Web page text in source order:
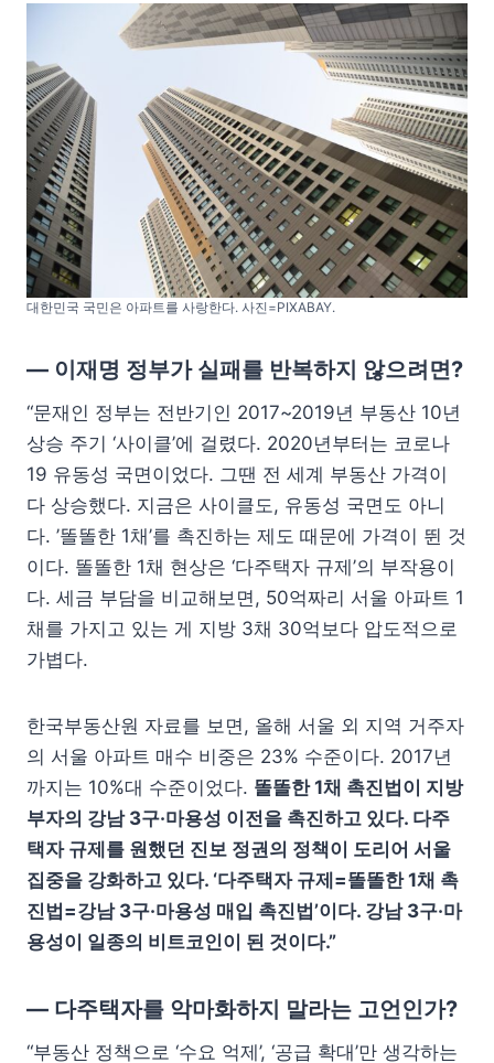
대한민국 국민은 아파트를 사랑한다. 사진=PIXABAY.
— 이재명 정부가 실패를 반복하지 않으려면?
“문재인 정부는 전반기인 2017~2019년 부동산 10년
상승 주기 ‘사이클’에 걸렸다. 2020년부터는 코로나
19 유동성 국면이었다. 그땐 전 세계 부동산 가격이
다 상승했다. 지금은 사이클도, 유동성 국면도 아니
다. ’똘똘한 1채’를 촉진하는 제도 때문에 가격이 뛴 것
이다. 똘똘한 1채 현상은 ‘다주택자 규제’의 부작용이
다. 세금 부담을 비교해보면, 50억짜리 서울 아파트 1
채를 가지고 있는 게 지방 3채 30억보다 압도적으로
가볍다.
한국부동산원 자료를 보면, 올해 서울 외 지역 거주자
의 서울 아파트 매수 비중은 23% 수준이다. 2017년
까지는 10%대 수준이었다. 똘똘한 1채 촉진법이 지방
부자의 강남 3구·마용성 이전을 촉진하고 있다. 다주
택자 규제를 원했던 진보 정권의 정책이 도리어 서울
집중을 강화하고 있다. ‘다주택자 규제=똘똘한 1채 촉
진법=강남 3구·마용성 매입 촉진법’이다. 강남 3구·마
용성이 일종의 비트코인이 된 것이다.”
— 다주택자를 악마화하지 말라는 고언인가?
“부동산 정책으로 ‘수요 억제’, ‘공급 확대’만 생각하는